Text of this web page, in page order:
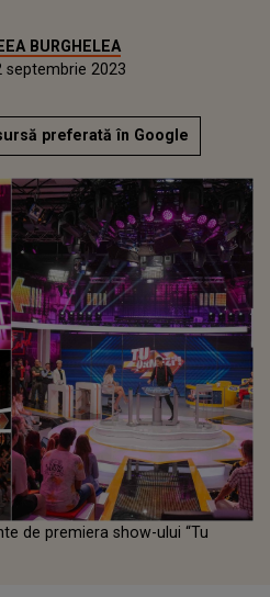
BURGHELEA
septembrie 2023
preferată în Google
de premiera show-ului “Tu